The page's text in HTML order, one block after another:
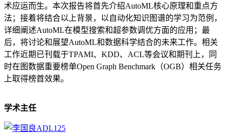
术应运而生。本次报告将首先介绍AutoML核心原理和重点方
法；接着将结合以上背景，以自动化知识图谱的学习为范例，
详细阐述AutoML在模型搜索和超参数调优方面的应用；最
后，将讨论和展望AutoML和数据科学结合的未来工作。相关
工作近期已刊载于TPAMI、KDD、ACL等会议和期刊上，同
时在图数据重要榜单Open Graph Benchmark（OGB）相关任务
上取得榜首效果。
学术主任